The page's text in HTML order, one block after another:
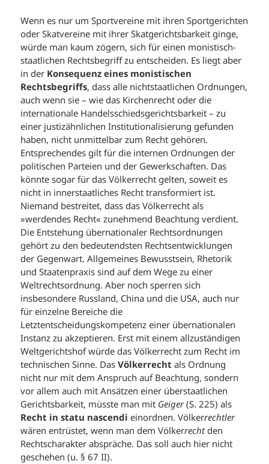
Wenn es nur um Sportvereine mit ihren Sportgerichten
oder Skatvereine mit ihrer Skatgerichtsbarkeit ginge,
würde man kaum zögern, sich für einen monistisch-
staatlichen Rechtsbegriff zu entscheiden. Es liegt aber
in der Konsequenz eines monistischen
Rechtsbegriffs, dass alle nichtstaatlichen Ordnungen,
auch wenn sie – wie das Kirchenrecht oder die
internationale Handelsschiedsgerichtsbarkeit – zu
einer justizähnlichen Institutionalisierung gefunden
haben, nicht unmittelbar zum Recht gehören.
Entsprechendes gilt für die internen Ordnungen der
politischen Parteien und der Gewerkschaften. Das
könnte sogar für das Völkerrecht gelten, soweit es
nicht in innerstaatliches Recht transformiert ist.
Niemand bestreitet, dass das Völkerrecht als
»werdendes Recht« zunehmend Beachtung verdient.
Die Entstehung übernationaler Rechtsordnungen
gehört zu den bedeutendsten Rechtsentwicklungen
der Gegenwart. Allgemeines Bewusstsein, Rhetorik
und Staatenpraxis sind auf dem Wege zu einer
Weltrechtsordnung. Aber noch sperren sich
insbesondere Russland, China und die USA, auch nur
für einzelne Bereiche die
Letztentscheidungskompetenz einer übernationalen
Instanz zu akzeptieren. Erst mit einem allzuständigen
Weltgerichtshof würde das Völkerrecht zum Recht im
technischen Sinne. DasVölkerrecht als Ordnung
nicht nur mit dem Anspruch auf Beachtung, sondern
vor allem auch mit Ansätzen einer überstaatlichen
Gerichtsbarkeit, müsste man mit Geiger(S. 225) als
Recht in statu nascendi einordnen. Völkerrechtler
wären entrüstet, wenn man dem Völkerrechtden
Rechtscharakter abspräche. Das soll auch hier nicht
geschehen (u. § 67 II).